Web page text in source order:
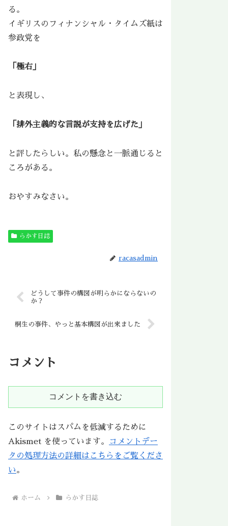
る。
イギリスのフィナンシャル・タイムズ紙は
参政党を
「極右」
と表現し、
「排外主義的な言説が支持を広げた」
と評したらしい。私の懸念と一脈通じると
ころがある。
おやすみなさい。
らかす日誌
racasadmin
どうして事件の構図が明らかにならないの
か？
桐生の事件、やっと基本構図が出来ました
コメント
コメントを書き込む
このサイトはスパムを低減するために
Akismet を使っています。
コメントデー
タの処理方法の詳細はこちらをご覧くださ
い。
ホーム らかす日誌